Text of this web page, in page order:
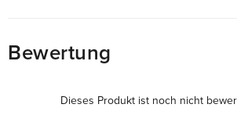
Bewertung
Dieses Produkt ist noch nicht